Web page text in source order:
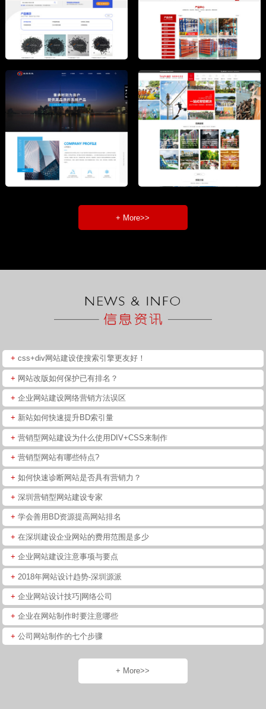
+ More>>
+ css+div网站建设使搜索引擎更友好！
+ 网站改版如何保护已有排名？
+ 企业网站建设网络营销方法误区
+ 新站如何快速提升BD索引量
+ 营销型网站建设为什么使用DIV+CSS来制作
+ 营销型网站有哪些特点?
+ 如何快速诊断网站是否具有营销力？
+ 深圳营销型网站建设专家
+ 学会善用BD资源提高网站排名
+ 在深圳建设企业网站的费用范围是多少
+ 企业网站建设注意事项与要点
+ 2018年网站设计趋势-深圳源派
+ 企业网站设计技巧|网络公司
+ 企业在网站制作时要注意哪些
+ 公司网站制作的七个步骤
+ More>>